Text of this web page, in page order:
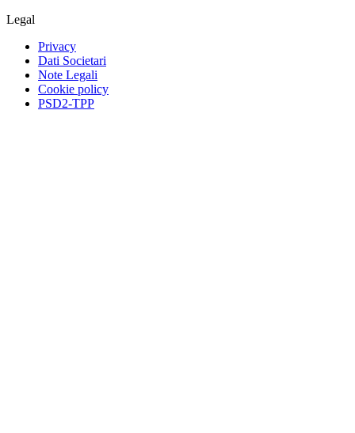
Legal
Privacy
Dati Societari
Note Legali
Cookie policy
PSD2-TPP